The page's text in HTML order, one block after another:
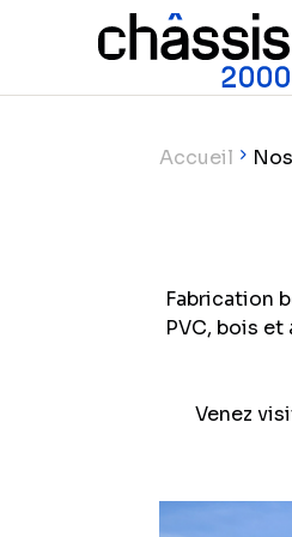
Accueil
Fabrication
PVC, bois
Venez